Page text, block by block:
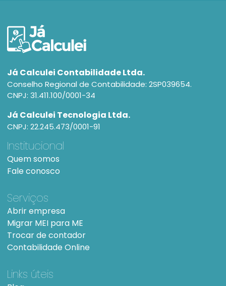
Já Calculei Contabilidade Ltda.
Conselho Regional de Contabilidade: 2SP039654.
CNPJ: 31.411.100/0001-34
Já Calculei Tecnologia Ltda.
CNPJ: 22.245.473/0001-91
Institucional
Quem somos
Fale conosco
Serviços
Abrir empresa
Migrar MEI para ME
Trocar de contador
Contabilidade Online
Links úteis